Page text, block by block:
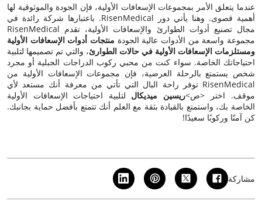
عندما يتعلق الأمر بمجموعات الإسعافات الأولية، فإن الجودة والموثوقية لها
أهمية قصوى. وهنا يأتي دور RisenMedical. باعتبارها شركة رائدة في
مجال تصنيع أدوات الطوارئ والإسعافات الأولية، تقدم RisenMedical
مجموعة واسعة من الأدوات عالية الجودة منتجات أدوات الإسعافات الأولية
ومستلزمات الإسعافات الأولية في حالات الطوارئ، والتي تم تصميمها لتلبية
احتياجاتك الخاصة. سواء كنت من محبي ركوب الدراجات الجبلية أو مجرد
شخص يستمتع بالرحلة العرضية، فإن مجموعات الإسعافات الأولية من
RisenMedical توفر راحة البال التي تأتي من معرفة أنك مستعد لأي
موقف. اختر <ص>ريسين ميديكال لتلبية احتياجات الإسعافات الأولية
الخاصة بك، واستمتع بالقيادة بثقة مع العلم أنك تتمتع بأفضل حماية بجانبك.
كن آمنًا وركوبًا سعيدًا!
مشاركة